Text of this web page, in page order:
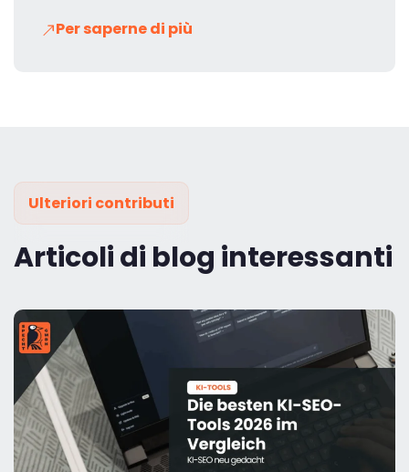
Per saperne di più
Ulteriori contributi
Articoli di blog interessanti